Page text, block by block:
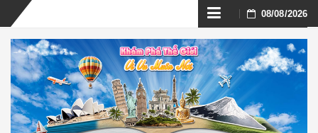
Skip
to
content
08/08/2026